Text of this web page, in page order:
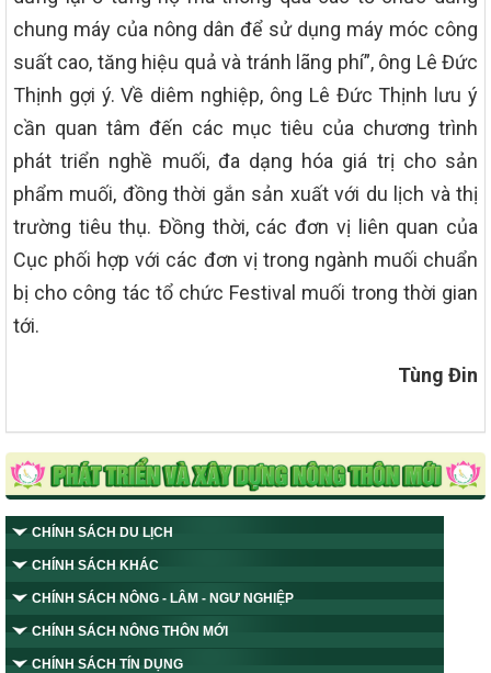
chung máy của nông dân để sử dụng máy móc công
suất cao, tăng hiệu quả và tránh lãng phí”, ông Lê Đức
Thịnh gợi ý. Về diêm nghiệp, ông Lê Đức Thịnh lưu ý
cần quan tâm đến các mục tiêu của chương trình
phát triển nghề muối, đa dạng hóa giá trị cho sản
phẩm muối, đồng thời gắn sản xuất với du lịch và thị
trường tiêu thụ. Đồng thời, các đơn vị liên quan của
Cục phối hợp với các đơn vị trong ngành muối chuẩn
bị cho công tác tổ chức Festival muối trong thời gian
tới.
Tùng Đin
CHÍNH SÁCH DU LỊCH
CHÍNH SÁCH KHÁC
CHÍNH SÁCH NÔNG - LÂM - NGƯ NGHIỆP
CHÍNH SÁCH NÔNG THÔN MỚI
CHÍNH SÁCH TÍN DỤNG